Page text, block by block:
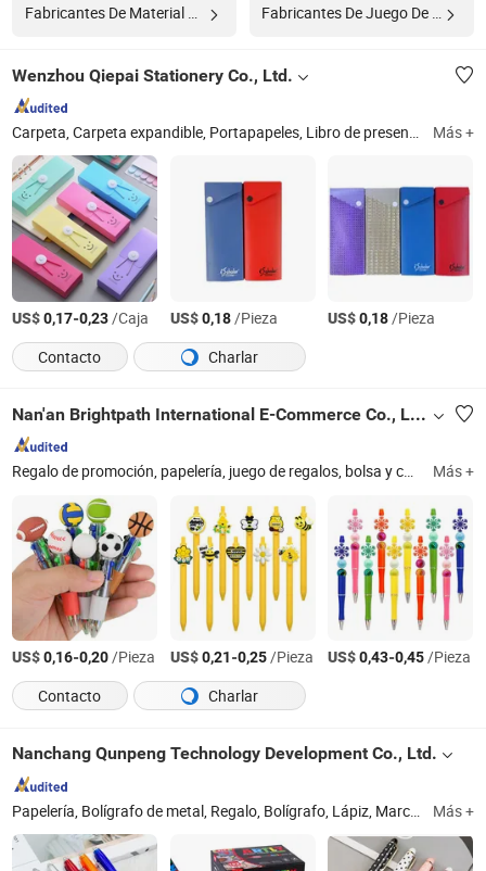
Wenzhou Qiepai Stationery Co., Ltd.
Carpeta, Carpeta expandible, Portapapeles, Libro de presentación, Estuche, Bolsa con cremallera, Bolsa de sobre, Caja de archivos, Tarjeta de nombre, 3D Rompecabezas Más +
US$0,17-0,23/Caja US$0,18/Pieza US$0,18/Pieza
Contacto
Charlar
Nan'an Brightpath International E-Commerce Co., Ltd.
Regalo de promoción, papelería, juego de regalos, bolsa y caja de embalaje, llavero, bebida promocional, bolsa de hombro, mochila Más +
US$0,16-0,20/Pieza US$0,21-0,25/Pieza US$0,43-0,45/Pieza
Contacto
Charlar
Nanchang Qunpeng Technology Development Co., Ltd.
Papelería, Bolígrafo de metal, Regalo, Bolígrafo, Lápiz, Marcadores, Cuaderno, Material de arte, Productos para exteriores, Pizarra Más +